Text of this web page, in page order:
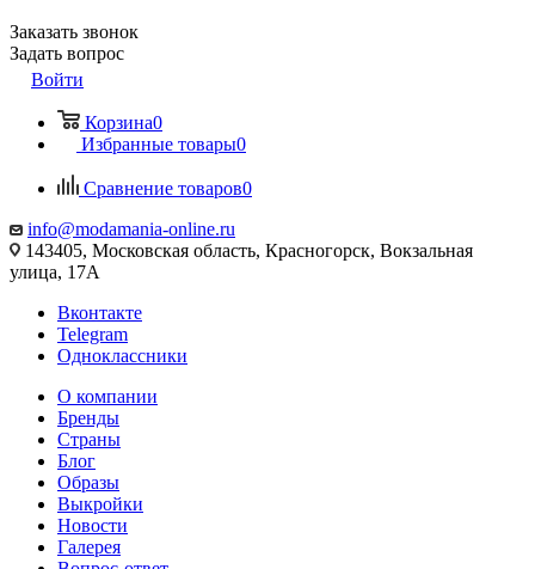
Заказать звонок
Задать вопрос
Войти
Корзина0
Избранные товары0
Сравнение товаров0
info@modamania-online.ru
143405, Московская область, Красногорск, Вокзальная
улица, 17А
Вконтакте
Telegram
Одноклассники
О компании
Бренды
Страны
Блог
Образы
Выкройки
Новости
Галерея